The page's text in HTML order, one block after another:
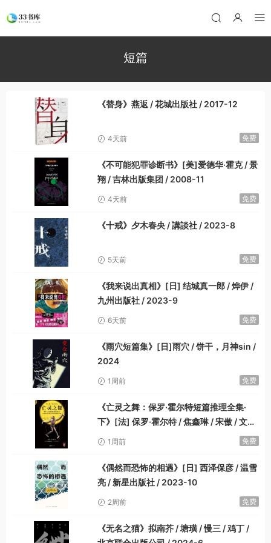
短篇
《替身》燕返 / 花城出版社 / 2017-12
4天前 免费
《不可能犯罪诊断书》[美]爱德华·霍克 / 景
翔 / 吉林出版集团 / 2008-11
4天前 免费
《十戒》夕木春央 / 講談社 / 2023-8
5天前 免费
《我来说出真相》[日] 结城真一郎 / 烨伊 /
九州出版社 / 2023-9
6天前 免费
《雨穴短篇集》[日]雨穴 / 饼干，月神sin /
2024
1周前 免费
《亡灵之舞：保罗·霍尔特短篇推理全集·
下》[法] 保罗·霍尔特 / 焦鑫琳 / 宋傲 / 文汇
出版社 / 2023-12
1周前 免费
《偶然而恐怖的相遇》[日] 西泽保彦 / 温雪
亮 / 新星出版社 / 2023-10
2周前 免费
《无名之猫》拟南芥 / 塘璜 / 慢三 / 鸡丁 /